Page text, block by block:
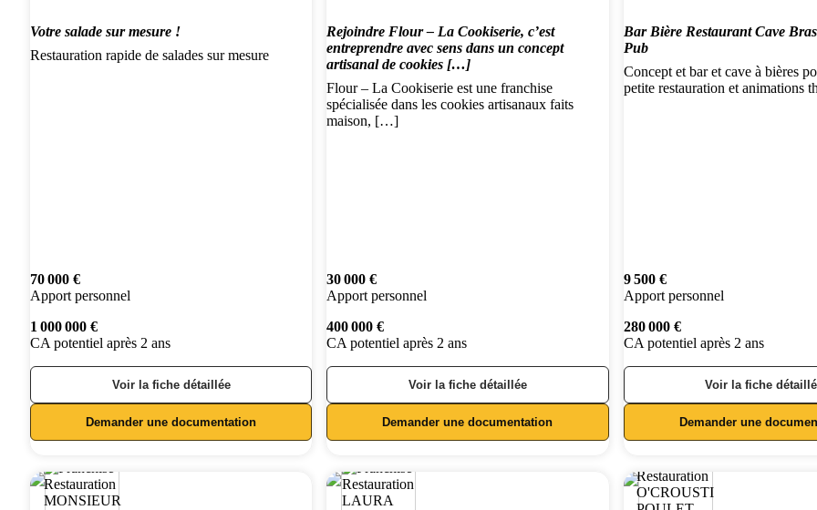
Votre salade sur mesure !
Restauration rapide de salades sur mesure
70 000 €
Apport personnel
1 000 000 €
CA potentiel après 2 ans
Voir la fiche détaillée
Demander une documentation
Rejoindre Flour – La Cookiserie, c’est
entreprendre avec sens dans un concept
artisanal de cookies […]
Flour – La Cookiserie est une franchise
spécialisée dans les cookies artisanaux faits
maison, […]
30 000 €
Apport personnel
400 000 €
CA potentiel après 2 ans
Voir la fiche détaillée
Demander une documentation
Bar Bière Restaurant Cave
Pub
Concept et bar et cave à bières
petite restauration et animations
9 500 €
Apport personnel
280 000 €
CA potentiel après 2 ans
Voir la fiche
Demander une